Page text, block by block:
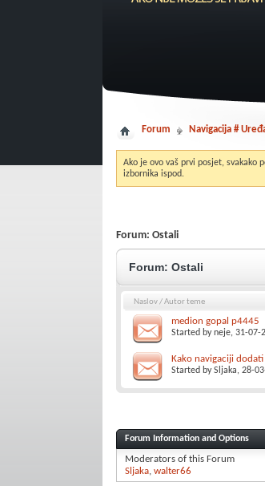
Forum Navigacija #
Ako je ovo vaš prvi posjet, svakako
izbornika ispod.
Forum: Ostali
Forum: Ostali
Naslov/Autor teme
medion gopal p4445
Started byneje, 31-07-
Kako navigaciji
Started bySljaka, 28-
Forum Information and Options
Moderators of this Forum
Sljaka walter66